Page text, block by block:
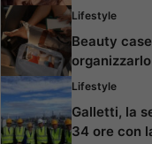
Lifestyle
Beauty
Lifestyle
Galletti, la
34 ore con